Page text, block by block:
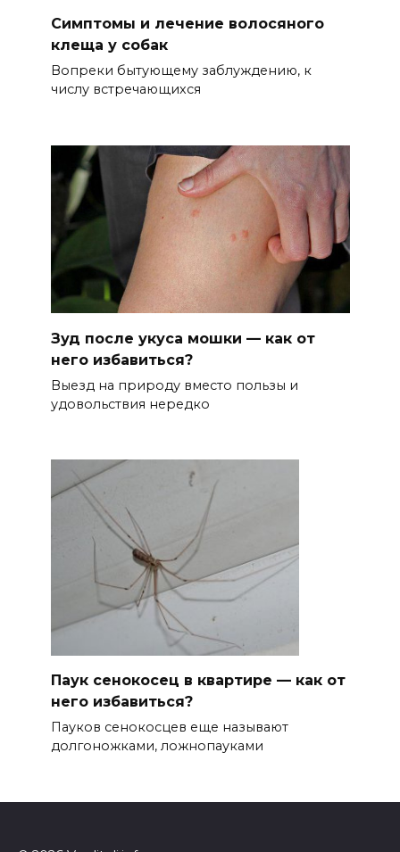
Симптомы и лечение волосяного
клеща у собак
Вопреки бытующему заблуждению, к
числу встречающихся
Зуд после укуса мошки — как от
него избавиться?
Выезд на природу вместо пользы и
удовольствия нередко
Паук сенокосец в квартире — как от
него избавиться?
Пауков сенокосцев еще называют
долгоножками, ложнопауками